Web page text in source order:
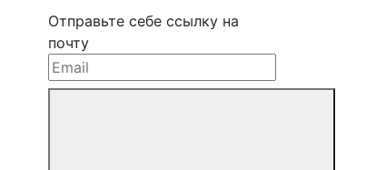
Отправьте себе ссылку на
почту